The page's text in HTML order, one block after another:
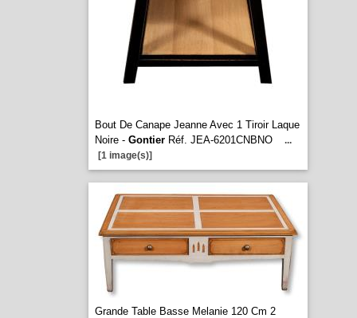
Bout De Canape Jeanne Avec 1 Tiroir Laque
Noire - GontierRéf. JEA-6201CNBNO
...
[1 image(s)]
Grande Table Basse Melanie 120 Cm 2